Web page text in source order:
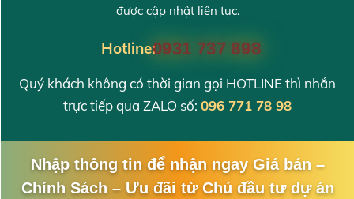
được cập nhật liên tục.
Hotline:0931 737 898
Quý khách không có thời gian gọi HOTLINE thì nhắn
trực tiếp qua ZALO số: 096 771 78 98
Nhập thông tin để nhận ngay Giá bán –
Chính Sách – Ưu đãi từ Chủ đầu tư dự án